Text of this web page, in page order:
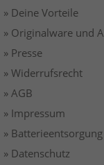
» Deine Vorteile
» Originalware und
» Presse
» Widerrufsrecht
» AGB
» Impressum
» Batterieentsorgung
» Datenschutz